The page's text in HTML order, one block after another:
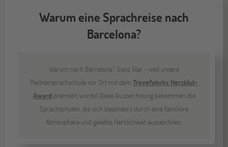
Warum eine Sprachreise nach
Barcelona?
Warum nach Barcelona? Ganz klar - weil unsere
Partnersprachschule vor Ort mit dem TravelWorks Herzblut-
Awardprämiert wurde! Diese Auszeichnung bekommen die
Sprachschulen, die sich besonders durch eine familiäre
Atmosphäre und gelebte Herzlichkeit auszeichnen.